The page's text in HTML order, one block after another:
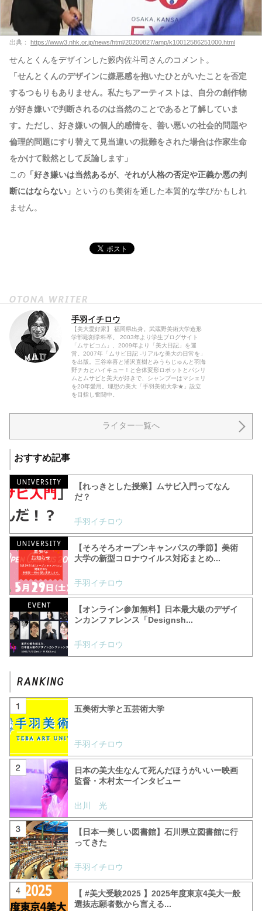
出典： https://www3.nhk.or.jp/news/html/20200827/amp/k10012586251000.html
せんとくんをデザインした籔内佐斗司さんのコメント。
「せんとくんのデザインに嫌悪感を抱いたひとがいたことを否定
するつもりもありません。私たちアーティストは、自分の創作物
が好き嫌いで判断されるのは当然のことであると了解していま
す。ただし、好き嫌いの個人的感情を、善い悪いの社会的問題や
倫理的問題にすり替えて見当違いの批難をされた場合は作家生命
をかけて毅然として反論します」
この 「好き嫌いは当然あるが、それが人格の否定や正義か悪の判
断にはならない」 というのも美術を通した本質的な学びかもしれ
ません。
手羽イチロウ
【美大愛好家】 福岡県出身。武蔵野美術大学造形
学部彫刻学科卒。 2003年より学生ブログサイト
「ムサビコム」、2009年より「美大日記」を運
営。2007年「ムサビ日記 -リアルな美大の日常を」
を出版。三谷幸喜と浦沢直樹とみうらじゅんと羽海
野チカとハイキュー！と合体変形ロボットとパシリ
ムとムサビと美大が好きで、シャンプーはマシェリ
を20年愛用。理想の美大「手羽美術大学★」設立
を目指し奮闘中。
ライター一覧へ
おすすめ記事
【れっきとした授業】ムサビ入門ってなん
だ？
手羽イチロウ
【そろそろオープンキャンパスの季節】美術
大学の新型コロナウイルス対応まとめ...
手羽イチロウ
【オンライン参加無料】日本最大級のデザイ
ンカンファレンス「Designsh...
手羽イチロウ
五美術大学と五芸術大学
手羽イチロウ
日本の美大生なんて死んだほうがいいー映画
監督・木村太一インタビュー
出川 光
【日本一美しい図書館】石川県立図書館に行
ってきた
手羽イチロウ
【 #美大受験2025 】2025年度東京4美大一般
選抜志願者数から言える...